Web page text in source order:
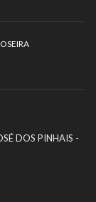
DOS PINHAIS -